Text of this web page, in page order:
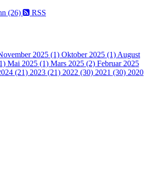
(26) RSS
2025 (1) Oktober 2025 (1) August
Mai 2025 (1) Mars 2025 (2) Februar 2025
(21) 2023 (21) 2022 (30) 2021 (30) 2020